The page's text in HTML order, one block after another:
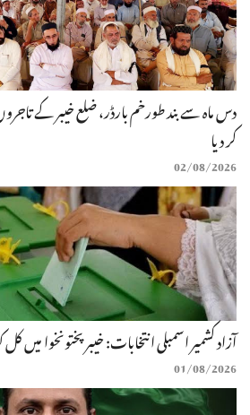
دس ماہ سے بند طورخم بارڈر، ضلع خیبر کے
کر دیا
02/08/2026
آزاد کشمیر اسمبلی انتخابات: خیبرپختونخوا میں
01/08/2026